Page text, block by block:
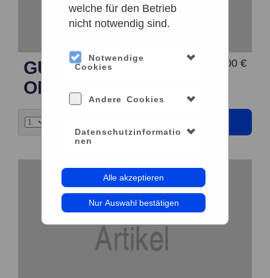
welche für den Betrieb
nicht notwendig sind.
Notwendige
Cookies
Andere Cookies
Datenschutzinformatio
nen
Alle akzeptieren
Nur Auswahl bestätigen
10,00 €
GUTSCHEIN 10 €
ONLINE